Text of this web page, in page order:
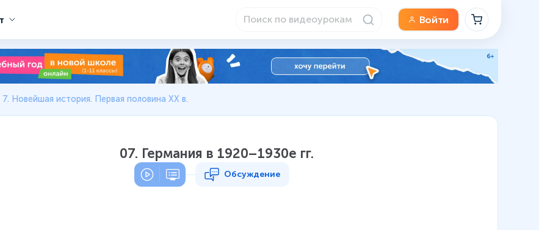
Войти
Новейшая история. Первая половина XX в.
07. Германия в 1920–1930е гг.
Обсуждение